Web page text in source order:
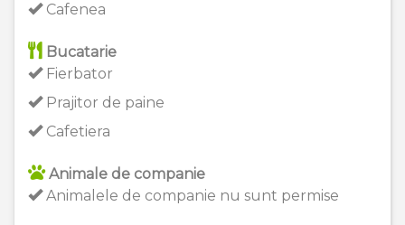
Cafenea
Bucatarie
Fierbator
Prajitor de paine
Cafetiera
Animale de companie
Animalele de companie nu sunt permise